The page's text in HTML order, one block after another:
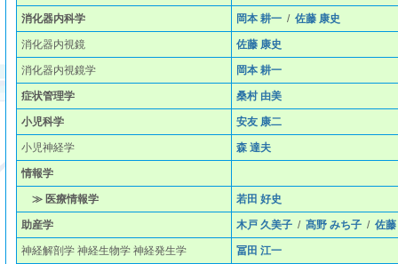
消化器内科学 岡本 耕一/ 佐藤 康史
消化器内視鏡 佐藤 康史
消化器内視鏡学 岡本 耕一
症状管理学 桑村 由美
小児科学 安友 康二
小児神経学 森 達夫
情報学
≫ 医療情報学 若田 好史
助産学 木戸 久美子/ 髙野 みち子/ 佐藤
神経解剖学 神経生物学 神経発生学 冨田 江一